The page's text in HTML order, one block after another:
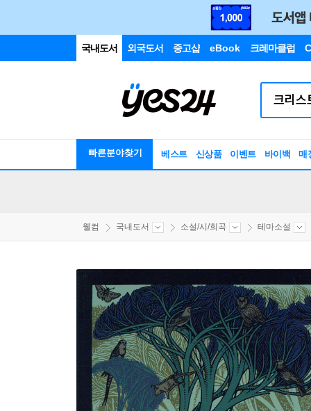
국내도서 외국도서 중고샵 eBook 크레마클럽
빠른분야찾기 베스트 신상품 이벤트 바이백 매
웰컴 국내도서 소설/시/희곡 테마소설